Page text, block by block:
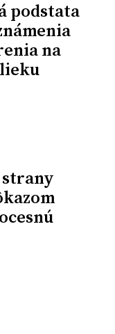
podstata
na
strany